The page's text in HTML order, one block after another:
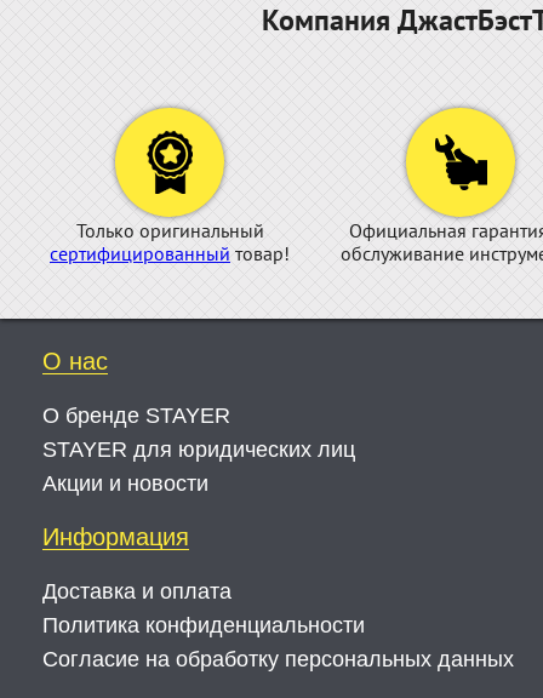
Компания
Только оригинальный
сертифицированный товар!
Официальная
обслуживание
О нас
О бренде STAYER
STAYER для юридических лиц
Акции и новости
Информация
Доставка и оплата
Политика конфиденциальности
Согласие на обработку персональных данных